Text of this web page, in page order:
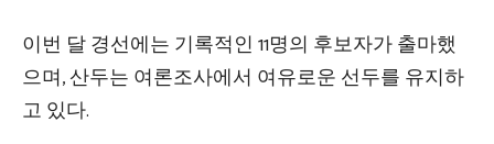
이번 달 경선에는 기록적인 11명의 후보자가 출마했
으며, 산두는 여론조사에서 여유로운 선두를 유지하
고 있다.